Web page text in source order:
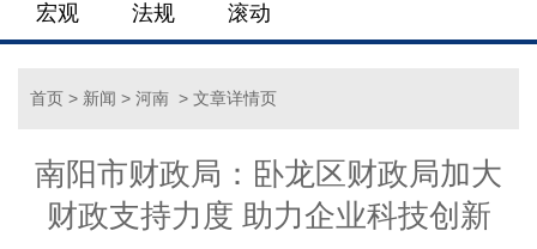
宏观 法规 滚动
首页 > 新闻 > 河南 > 文章详情页
南阳市财政局：卧龙区财政局加大
财政支持力度 助力企业科技创新